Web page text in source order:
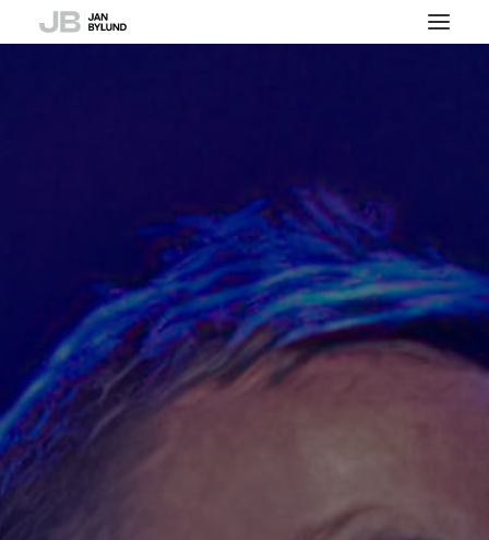
Moderator
Referenser
Press
Kontakt